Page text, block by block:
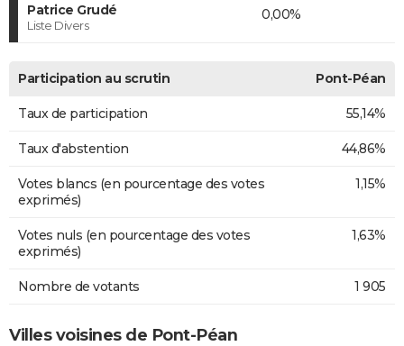
Patrice Grudé
Liste Divers
0,00%
Participation au scrutin Pont-Péan
Taux de participation 55,14%
Taux d'abstention 44,86%
Votes blancs (en pourcentage des votes
exprimés)
1,15%
Votes nuls (en pourcentage des votes
exprimés)
1,63%
Nombre de votants 1 905
Villes voisines de Pont-Péan